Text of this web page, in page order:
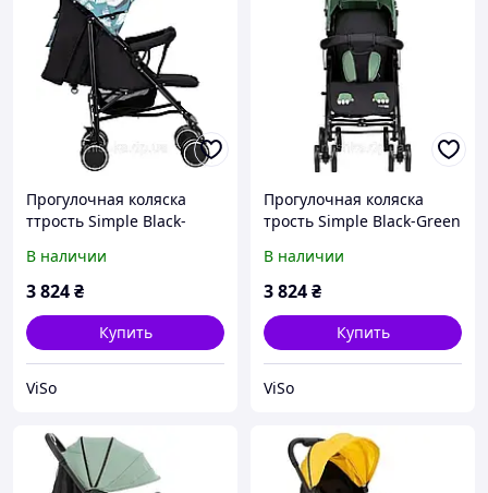
Прогулочная коляска
ттрость Simple Black-
В наличии
3 824₴
Купить
ViSo
Прогулочная коляска
трость Simple Black-Green
В наличии
3 824₴
Купить
ViSo